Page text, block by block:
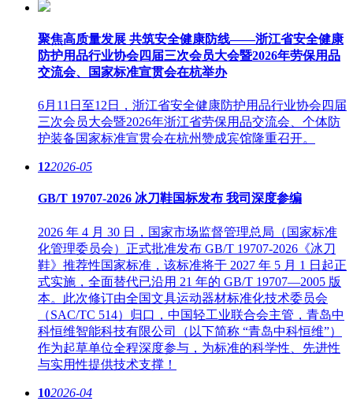
聚焦高质量发展 共筑安全健康防线——浙江省安全健康
防护用品行业协会四届三次会员大会暨2026年劳保用品
交流会、国家标准宣贯会在杭举办
6月11日至12日，浙江省安全健康防护用品行业协会四届
三次会员大会暨2026年浙江省劳保用品交流会、个体防
护装备国家标准宣贯会在杭州赞成宾馆隆重召开。
122026-05
GB/T 19707-2026 冰刀鞋国标发布 我司深度参编
2026 年 4 月 30 日，国家市场监督管理总局（国家标准
化管理委员会）正式批准发布 GB/T 19707-2026《冰刀
鞋》推荐性国家标准，该标准将于 2027 年 5 月 1 日起正
式实施，全面替代已沿用 21 年的 GB/T 19707—2005 版
本。此次修订由全国文具运动器材标准化技术委员会
（SAC/TC 514）归口，中国轻工业联合会主管，青岛中
科恒维智能科技有限公司（以下简称 “青岛中科恒维”）
作为起草单位全程深度参与，为标准的科学性、先进性
与实用性提供技术支撑！
102026-04